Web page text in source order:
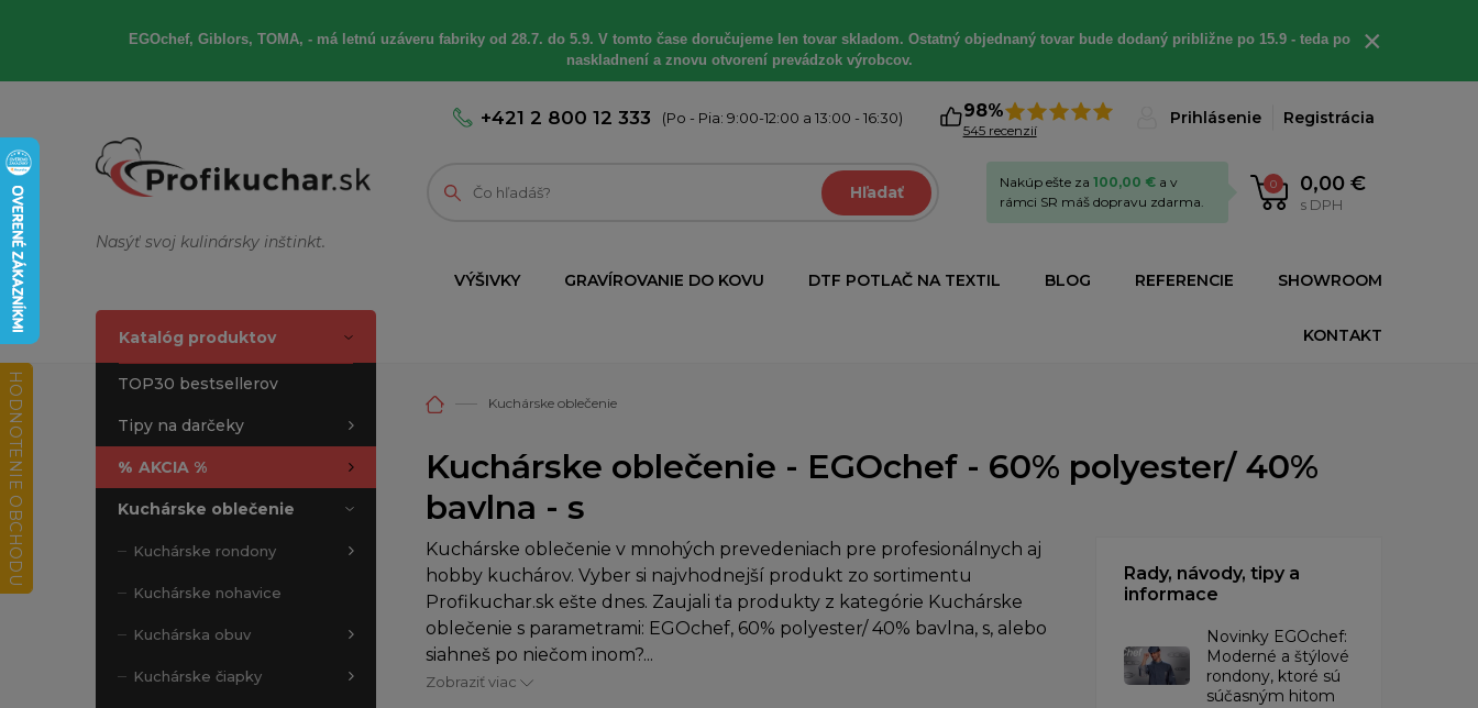
EGOchef, Giblors, TOMA, - má letnú uzáveru fabriky od 28.7. do 5.9. V tomto čase doručujeme len tovar skladom. Ostatný objednaný tovar bude dodaný približne po 15.9 - teda po
naskladnení a znovu otvorení prevádzok výrobcov.
×
Nasýť svoj kulinársky inštinkt.
+421 2 800 12 333 (Po - Pia: 9:00-12:00 a 13:00 - 16:30) 98%
545 recenzií
Prihlásenie Registrácia
Hľadať 0 0,00 €
s DPH
Nakúp ešte za 100,00 € a v
rámci SR máš dopravu zdarma.
VÝŠIVKY GRAVÍROVANIE DO KOVU DTF POTLAČ NA TEXTIL BLOG REFERENCIE SHOWROOM
KONTAKT
Katalóg produktov
TOP30 bestsellerov
Tipy na darčeky
% AKCIA %
Kuchárske oblečenie
Kuchárske rondony
Kuchárske nohavice
Kuchárska obuv
Kuchárske čiapky
Kuchárske oblečenie
Kuchárske oblečenie - EGOchef - 60% polyester/ 40%
bavlna - s
Kuchárske oblečenie v mnohých prevedeniach pre profesionálnych aj
hobby kuchárov. Vyber si najvhodnejší produkt zo sortimentu
Profikuchar.sk ešte dnes. Zaujali ťa produkty z kategórie Kuchárske
oblečenie s parametrami: EGOchef, 60% polyester/ 40% bavlna, s, alebo
siahneš po niečom inom?...
Zobraziť viac
Rady, návody, tipy a
informace
Novinky EGOchef:
Moderné a štýlové
rondony, ktoré sú
súčasným hitom
HODNOTENIE OBCHODU